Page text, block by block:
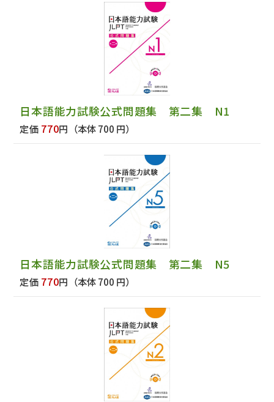
日本語能力試験公式問題集 第二集 N1
定価 770円 （本体 700 円）
日本語能力試験公式問題集 第二集 N5
定価 770円 （本体 700 円）